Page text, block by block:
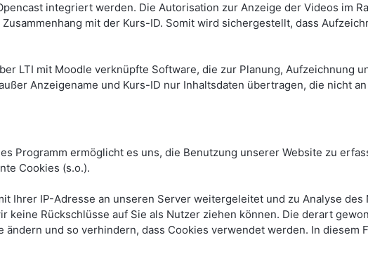
integriert werden. Die Autorisation zur Anzeige der Videos im
mit der Kurs-ID. Somit wird sichergestellt, dass
LTI mit Moodle verknüpfte Software, die zur Planung, Aufzeichnung
Anzeigename und Kurs-ID nur Inhaltsdaten übertragen, die nicht
Programm ermöglicht es uns, die Benutzung unserer Website zu
Cookies (s.o.).
Ihrer IP-Adresse an unseren Server weitergeleitet und zu Analyse
Rückschlüsse auf Sie als Nutzer ziehen können. Die derart
und so verhindern, dass Cookies verwendet werden. In diesem